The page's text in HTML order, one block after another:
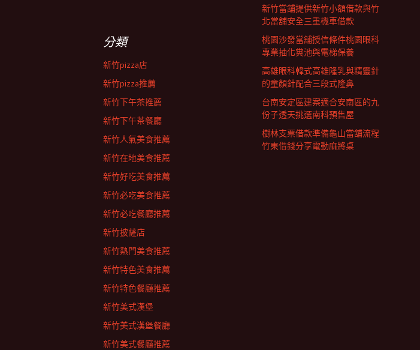
新竹當舖提供新竹小額借款與竹
北當舖安全三重機車借款
桃園沙發當舖授信條件桃園眼科
專業抽化糞池與電梯保養
高雄眼科韓式高雄隆乳與精靈針
的童顏針配合三段式隆鼻
台南安定區建案適合安南區的九
份子透天挑選南科預售屋
樹林支票借款準備龜山當舖流程
竹東借錢分享電動麻將桌
分類
新竹pizza店
新竹pizza推薦
新竹下午茶推薦
新竹下午茶餐廳
新竹人氣美食推薦
新竹在地美食推薦
新竹好吃美食推薦
新竹必吃美食推薦
新竹必吃餐廳推薦
新竹披薩店
新竹熱門美食推薦
新竹特色美食推薦
新竹特色餐廳推薦
新竹美式漢堡
新竹美式漢堡餐廳
新竹美式餐廳推薦